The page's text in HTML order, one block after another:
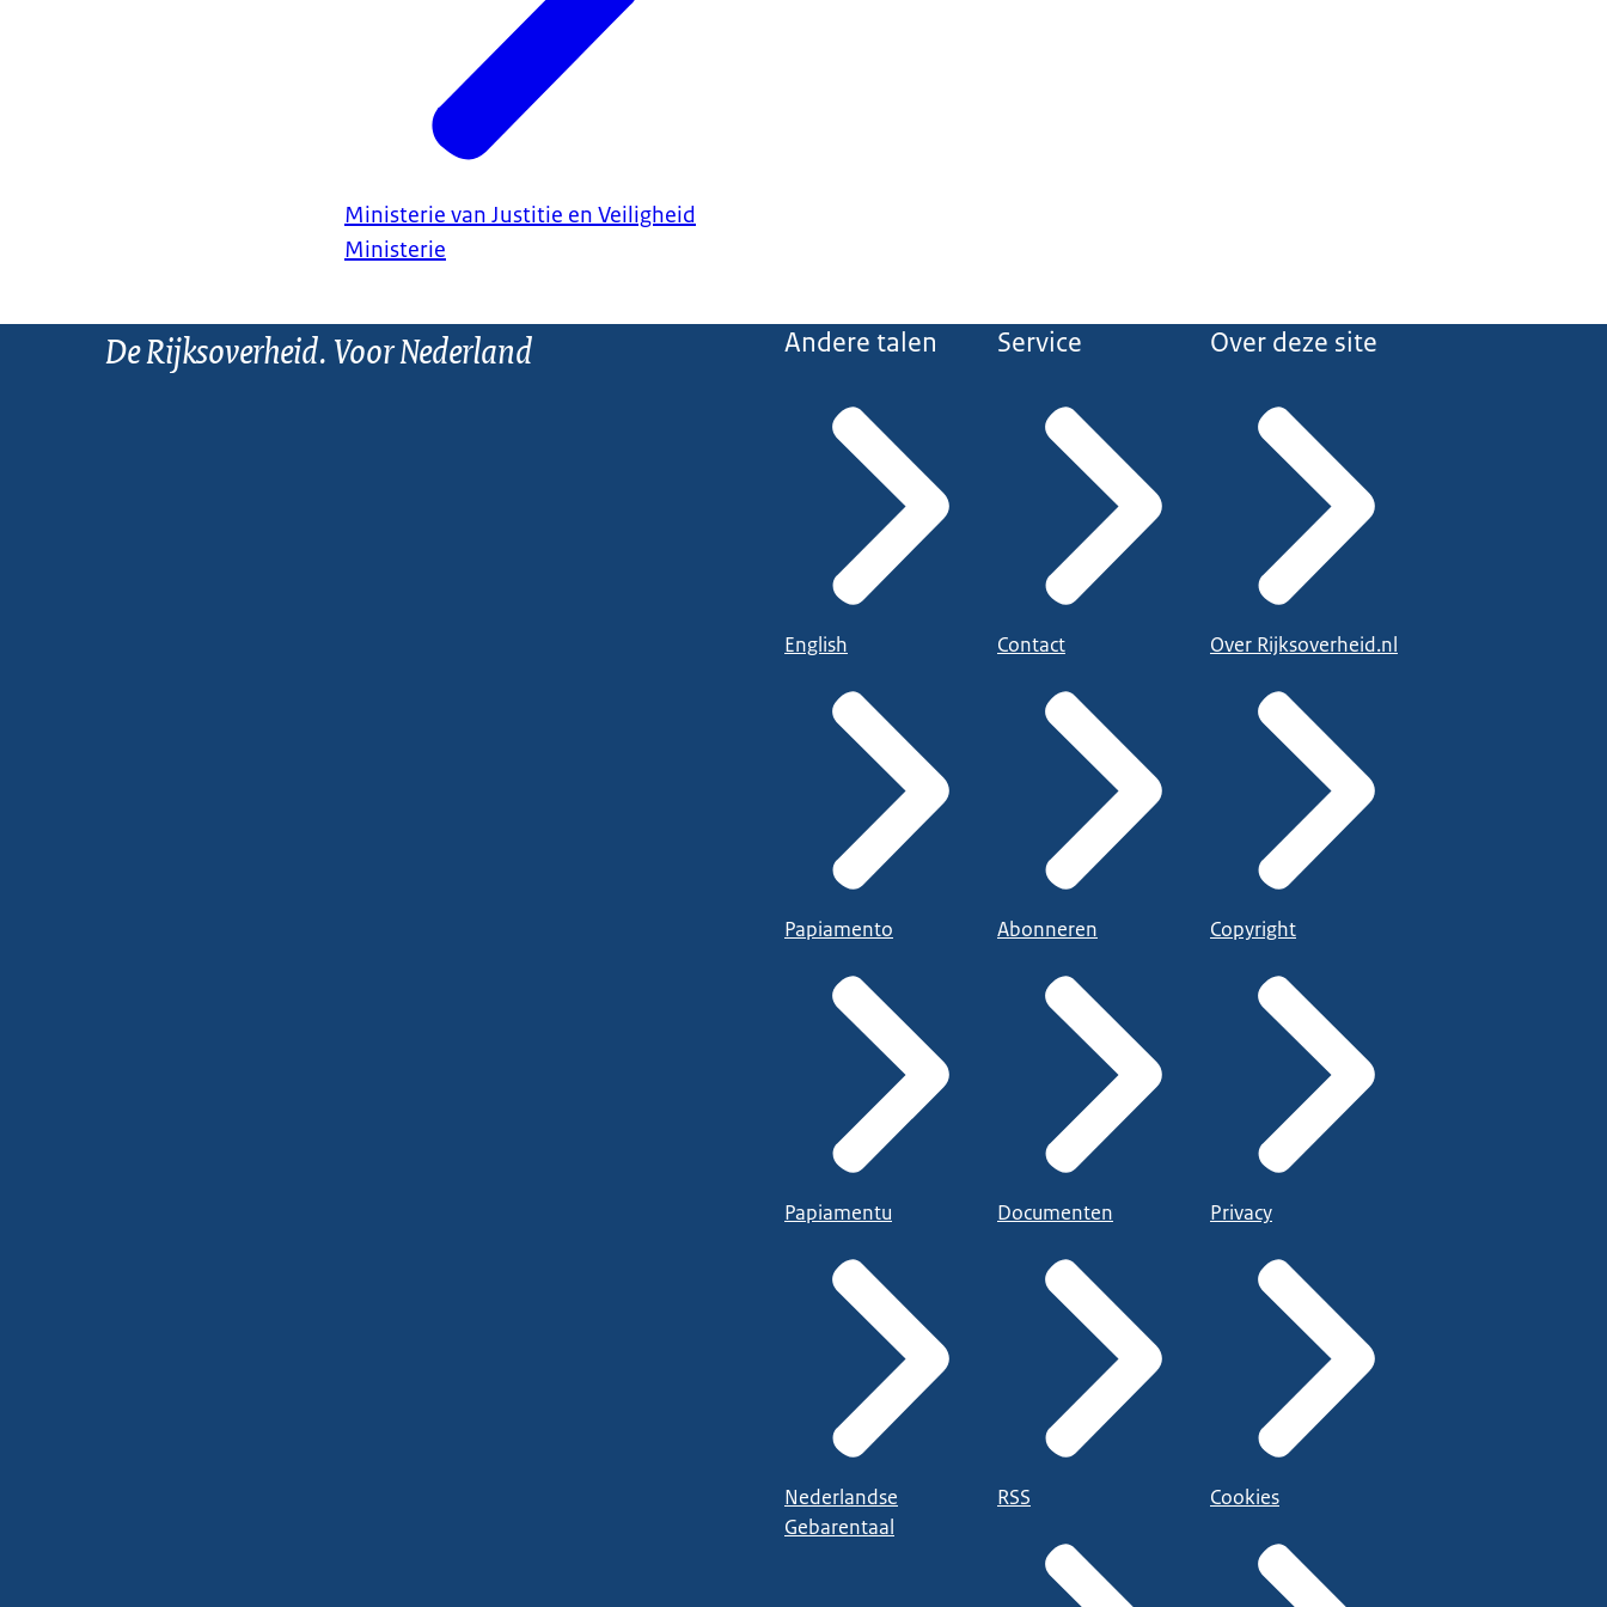
Ministerie van Justitie en Veiligheid
Ministerie
De Rijksoverheid. Voor Nederland Andere talen
English
Papiamento
Papiamentu
Nederlandse
Gebarentaal
Service
Contact
Abonneren
Documenten
RSS
Over deze site
Over Rijksoverheid.nl
Copyright
Privacy
Cookies